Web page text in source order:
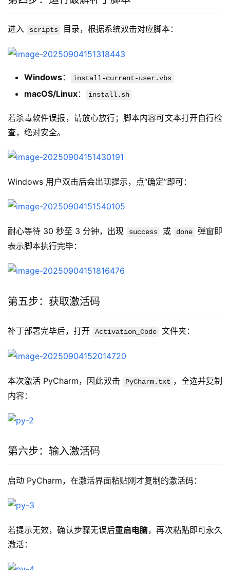
进入 scripts 目录，根据系统双击对应脚本：
Windows： install-current-user.vbs
macOS/Linux： install.sh
若杀毒软件误报，请放心放行；脚本内容可文本打开自行检
查，绝对安全。
Windows 用户双击后会出现提示，点“确定”即可：
耐心等待 30 秒至 3 分钟，出现 success 或 done
弹窗即
表示脚本执行完毕：
第五步：获取激活码
补丁部署完毕后，打开 Activation_Code 文件夹：
本次激活 PyCharm，因此双击 PyCharm.txt ，全选并复制
内容：
第六步：输入激活码
启动 PyCharm，在激活界面粘贴刚才复制的激活码：
若提示无效，确认步骤无误后重启电脑，再次粘贴即可永久
激活：